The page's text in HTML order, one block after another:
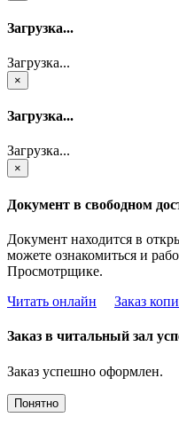
Загрузка...
Загрузка...
×
Загрузка...
Загрузка...
×
Документ в свободном
Документ находится в
можете ознакомиться и
Просмотрщике.
Читать онлайн
Заказ
Заказ в читальный зал
Заказ успешно оформлен.
Понятно